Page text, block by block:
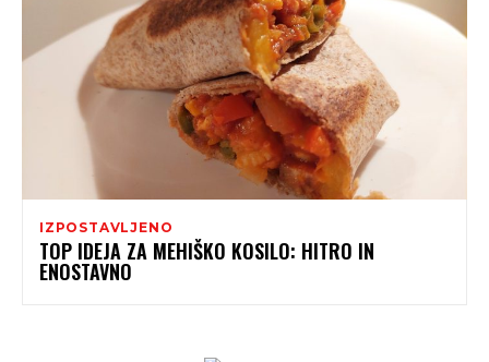
IZPOSTAVLJENO
TOP IDEJA ZA MEHIŠKO KOSILO: HITRO IN
ENOSTAVNO